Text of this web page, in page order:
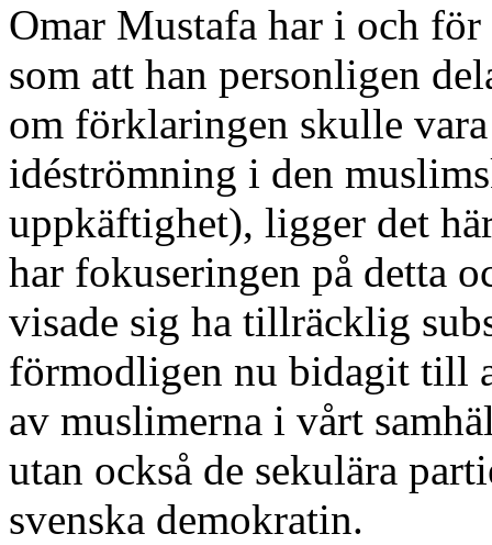
Omar Mustafa har i och
som att han personligen
om förklaringen skulle
idéströmning i den
uppkäftighet), ligger det
har fokuseringen på detta
visade sig ha tillräcklig
förmodligen nu bidagit till
av muslimerna i vårt
utan också de sekulära
svenska demokratin.